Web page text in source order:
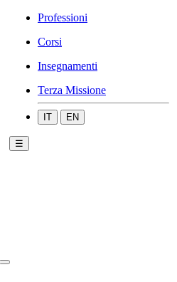
Professioni
Corsi
Insegnamenti
Terza Missione
IT EN
☰